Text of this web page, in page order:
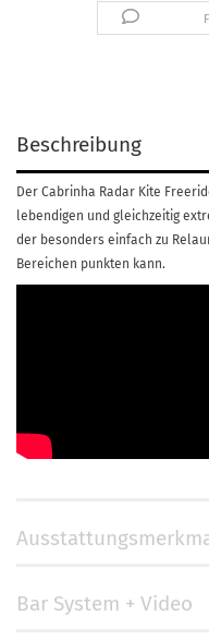
Beschreibung
Der Cabrinha Radar Kite
lebendigen und gleichzeitig
der besonders einfach zu
Bereichen punkten kann.
Bar System + Video